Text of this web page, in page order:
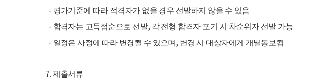
- 평가기준에 따라 적격자가 없을 경우 선발하지 않을 수 있음
- 합격자는 고득점순으로 선발, 각 전형 합격자 포기 시 차순위자 선발 가능
- 일정은 사정에 따라 변경될 수 있으며 , 변경 시 대상자에게 개별통보됨
7.제출서류